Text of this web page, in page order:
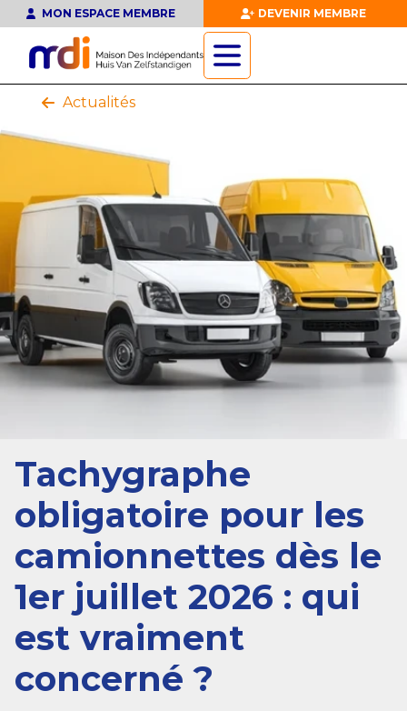
MON ESPACE MEMBRE DEVENIR MEMBRE
Actualités
Tachygraphe
obligatoire pour les
camionnettes dès le
1er juillet 2026 : qui
est vraiment
concerné ?